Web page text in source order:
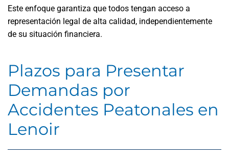
Este enfoque garantiza que todos tengan acceso a
representación legal de alta calidad, independientemente
de su situación financiera.
Plazos para Presentar
Demandas por
Accidentes Peatonales en
Lenoir